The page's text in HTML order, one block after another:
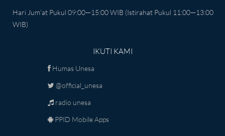
Hari Jum’at Pukul 09:00—15:00 WIB (istirahat Pukul 11:00—13:00
WIB)
IKUTI KAMI
Humas Unesa
@official_unesa
radio unesa
PPID Mobile Apps